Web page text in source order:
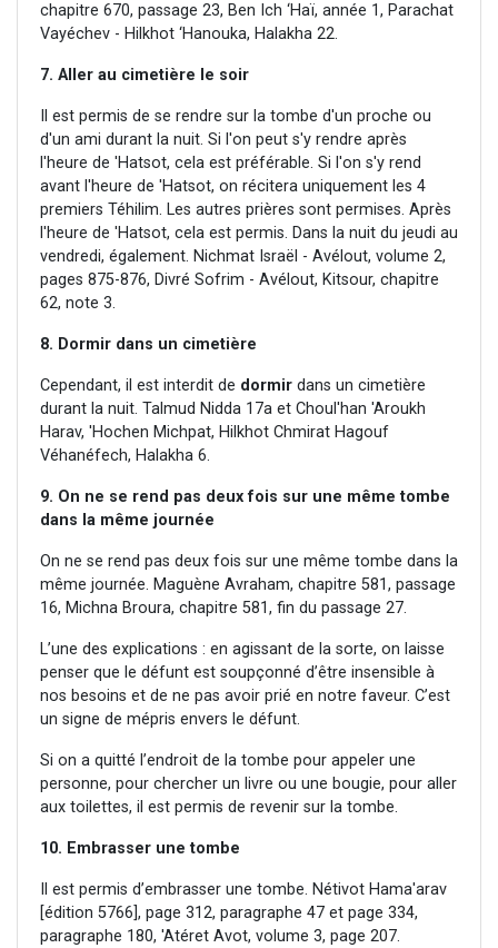
chapitre 670, passage 23, Ben Ich ‘Haï, année 1, Parachat
Vayéchev - Hilkhot ‘Hanouka, Halakha 22.
7. Aller au cimetière le soir
Il est permis de se rendre sur la tombe d'un proche ou
d'un ami durant la nuit. Si l'on peut s'y rendre après
l'heure de 'Hatsot, cela est préférable. Si l'on s'y rend
avant l'heure de 'Hatsot, on récitera uniquement les 4
premiers Téhilim. Les autres prières sont permises. Après
l'heure de 'Hatsot, cela est permis. Dans la nuit du jeudi au
vendredi, également. Nichmat Israël - Avélout, volume 2,
pages 875-876, Divré Sofrim - Avélout, Kitsour, chapitre
62, note 3.
8. Dormir dans un cimetière
Cependant, il est interdit de dormir dans un cimetière
durant la nuit. Talmud Nidda 17a et Choul'han 'Aroukh
Harav, 'Hochen Michpat, Hilkhot Chmirat Hagouf
Véhanéfech, Halakha 6.
9. On ne se rend pas deux fois sur une même tombe
dans la même journée
On ne se rend pas deux fois sur une même tombe dans la
même journée. Maguène Avraham, chapitre 581, passage
16, Michna Broura, chapitre 581, fin du passage 27.
L’une des explications : en agissant de la sorte, on laisse
penser que le défunt est soupçonné d’être insensible à
nos besoins et de ne pas avoir prié en notre faveur. C’est
un signe de mépris envers le défunt.
Si on a quitté l’endroit de la tombe pour appeler une
personne, pour chercher un livre ou une bougie, pour aller
aux toilettes, il est permis de revenir sur la tombe.
10. Embrasser une tombe
Il est permis d’embrasser une tombe. Nétivot Hama'arav
[édition 5766], page 312, paragraphe 47 et page 334,
paragraphe 180, 'Atéret Avot, volume 3, page 207.